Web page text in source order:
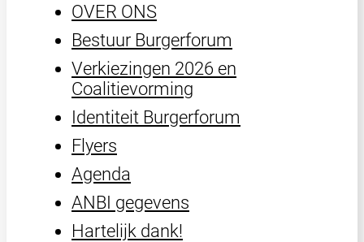
OVER ONS
Bestuur Burgerforum
Verkiezingen 2026 en
Coalitievorming
Identiteit Burgerforum
Flyers
Agenda
ANBI gegevens
Hartelijk dank!